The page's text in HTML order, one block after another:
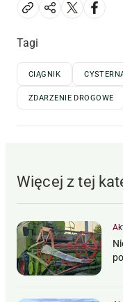
Tagi
CIĄGNIK
ZDARZENIE DROGOWE
Więcej z tej